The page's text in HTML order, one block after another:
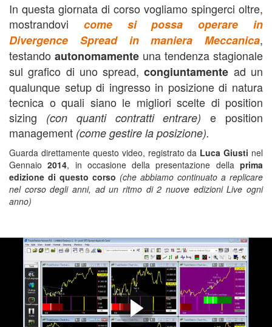
In questa giornata di corso vogliamo spingerci oltre,
mostrandovi come si possa operare in
Divergence Spread in maniera Meccanica,
testando autonomamente una tendenza stagionale
sul grafico di uno spread,congiuntamente ad un
qualunque setup di ingresso in posizione di natura
tecnica o quali siano le migliori scelte di position
sizing (con quanti contratti entrare) e position
management (come gestire la posizione).
Guarda direttamente questo video, registrato da Luca Giusti nel
Gennaio2014, in occasione della presentazione dellaprima
edizione di questo corso (che abbiamo continuato a replicare
nel corso degli anni, ad un ritmo di 2 nuove edizioni Live ogni
anno)
UN APPROCCIO MECCANICO
AL TRADING SULLE
STAGIONALITÀ E SUI GRAFICI
SPREAD